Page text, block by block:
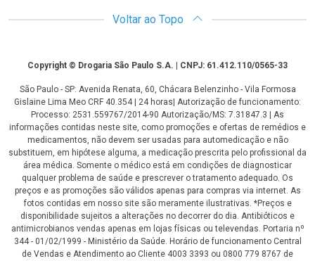
Voltar ao Topo
CopyrightCopyright © Drogaria São Paulo S.A. | CNPJ: 61.412.110/0565-33
São Paulo - SP: Avenida Renata, 60, Chácara Belenzinho - Vila Formosa
Gislaine Lima Meo CRF 40.354 | 24 horas| Autorização de funcionamento:
Processo: 2531.559767/2014-90 Autorização/MS: 7.31847.3 | As
informações contidas neste site, como promoções e ofertas de remédios e
medicamentos, não devem ser usadas para automedicação e não
substituem, em hipótese alguma, a medicação prescrita pelo profissional da
área médica. Somente o médico está em condições de diagnosticar
qualquer problema de saúde e prescrever o tratamento adequado. Os
preços e as promoções são válidos apenas para compras via internet. As
fotos contidas em nosso site são meramente ilustrativas. *Preços e
disponibilidade sujeitos a alterações no decorrer do dia. Antibióticos e
antimicrobianos vendas apenas em lojas físicas ou televendas. Portaria nº
344 - 01/02/1999 - Ministério da Saúde. Horário de funcionamento Central
de Vendas e Atendimento ao Cliente 4003 3393 ou 0800 779 8767 de